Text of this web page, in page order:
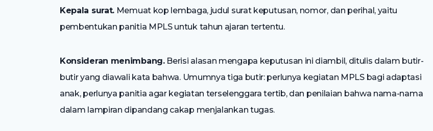
Kepala surat. Memuat kop lembaga, judul surat keputusan, nomor, dan perihal, yaitu
pembentukan panitia MPLS untuk tahun ajaran tertentu.
Konsideran menimbang.Berisi alasan mengapa keputusan ini diambil, ditulis dalam butir-
butir yang diawali kata bahwa. Umumnya tiga butir: perlunya kegiatan MPLS bagi adaptasi
anak, perlunya panitia agar kegiatan terselenggara tertib, dan penilaian bahwa nama-nama
dalam lampiran dipandang cakap menjalankan tugas.